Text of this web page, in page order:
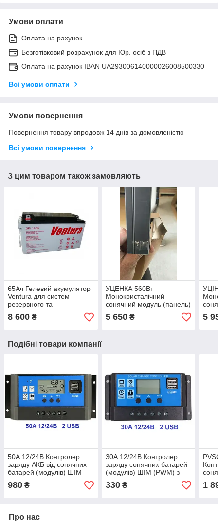
Умови оплати
Оплата на рахунок
Безготівковий розрахунок для Юр. осіб з ПДВ
Оплата на рахунок IBAN UA293006140000026008500330
Всі умови оплати
Умови повернення
Повернення товару впродовж 14 днів за домовленістю
Всі умови повернення
З цим товаром також замовляють
65Ач Гелевий акумулятор
Ventura для систем
резервного та
автономного живлення,
СЕС, VG 12-65 Gel 12V
8 600 ₴
УЦЕНКА 560Вт
Монокристалічний
сонячний модуль (панель)
INTERenergy IE210*1210-
M-55-MH
5 650₴ 5
Подібні товари компанії
50А 12/24В Контролер
заряду АКБ від сонячних
батарей (модулів) ШІМ
(PWM) з Дисплеєм +2USB
Контролер заряду
980 ₴
30А 12/24В Контролер
заряду сонячних батарей
(модулів) ШІМ (PWM) з
330₴ 1
Про нас